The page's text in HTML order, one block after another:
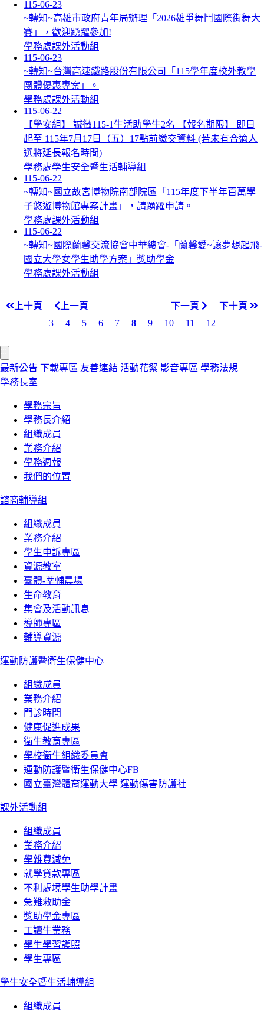
115-06-23
~轉知~高雄市政府青年局辦理「2026雄爭舞鬥國際街舞大
賽」，歡迎踴躍參加!
學務處課外活動組
115-06-23
~轉知~台灣高速鐵路股份有限公司「115學年度校外教學
團體優惠專案」。
學務處課外活動組
115-06-22
【學安組】 誠徵115-1生活助學生2名 【報名期限】 即日
起至 115年7月17日（五）17點前繳交資料 (若未有合適人
選將延長報名時間)
學務處學生安全暨生活輔導組
115-06-22
~轉知~國立故宮博物院南部院區「115年度下半年百萬學
子悠遊博物館專案計畫」，請踴躍申請。
學務處課外活動組
115-06-22
~轉知~國際蘭馨交流協會中華總會-「蘭馨愛~讓夢想起飛-
國立大學女學生助學方案」獎助學金
學務處課外活動組
上十頁 上一頁 下一頁
下十頁
3
4 5 6 7 8 9 10 11 12
:::
最新公告 下載專區 友善連結 活動花絮 影音專區 學務法規
學務長室
學務宗旨
學務長介紹
組織成員
業務介紹
學務週報
我們的位置
諮商輔導組
組織成員
業務介紹
學生申訴專區
資源教室
臺體-莘輔農場
生命教育
集會及活動訊息
導師專區
輔導資源
運動防護暨衛生保健中心
組織成員
業務介紹
門診時間
健康促進成果
衛生教育專區
學校衛生組織委員會
運動防護暨衛生保健中心FB
國立臺灣體育運動大學 運動傷害防護社
課外活動組
組織成員
業務介紹
學雜費減免
就學貸款專區
不利處境學生助學計畫
急難救助金
獎助學金專區
工讀生業務
學生學習護照
學生專區
學生安全暨生活輔導組
組織成員